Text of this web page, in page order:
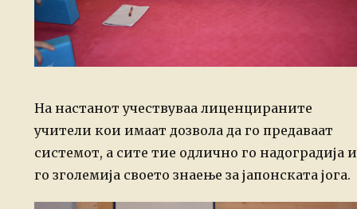
На настанот учествуваа лиценцираните
учители кои имаат дозвола да го предаваат
системот, а сите тие одлично го надоградија и
го зголемија своето знаење за јапонската јога.